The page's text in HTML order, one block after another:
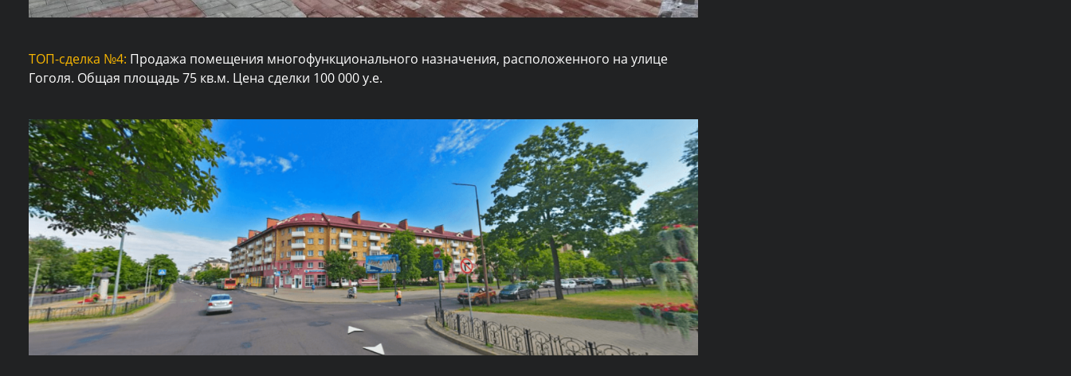
ТОП-сделка №4: Продажа помещения многофункционального назначения, расположенного на улице
Гоголя. Общая площадь 75 кв.м. Цена сделки 100 000 у.е.